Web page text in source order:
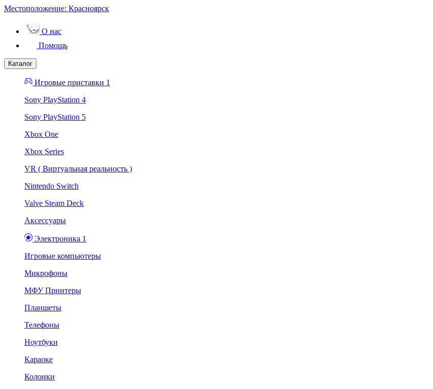
Местоположение: Красноярск
О нас
Помощь
Каталог
Игровые приставки 1
Sony PlayStation 4
Sony PlayStation 5
Xbox One
Xbox Series
VR ( Виртуальная реальность )
Nintendo Switch
Valve Steam Deck
Аксессуары
Электроника 1
Игровые компьютеры
Микрофоны
МФУ Принтеры
Планшеты
Телефоны
Ноутбуки
Караоке
Колонки